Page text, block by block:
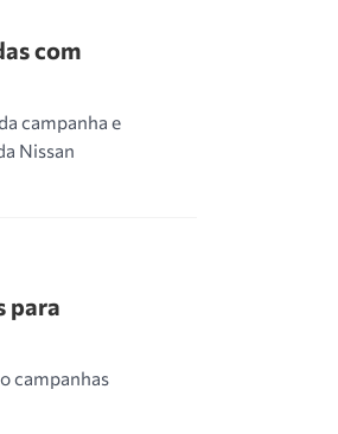
com
campanha e
Nissan
para
campanhas